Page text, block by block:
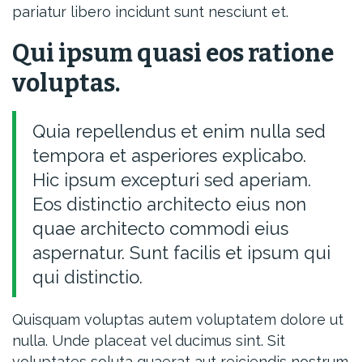
pariatur libero incidunt sunt nesciunt et.
Qui ipsum quasi eos ratione
voluptas.
Quia repellendus et enim nulla sed
tempora et asperiores explicabo.
Hic ipsum excepturi sed aperiam.
Eos distinctio architecto eius non
quae architecto commodi eius
aspernatur. Sunt facilis et ipsum qui
qui distinctio.
Quisquam voluptas autem voluptatem dolore ut
nulla. Unde placeat vel ducimus sint. Sit